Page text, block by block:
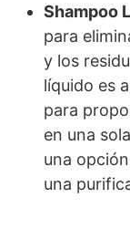
Shampoo
para
y los
líquido es
para
en una
una
una